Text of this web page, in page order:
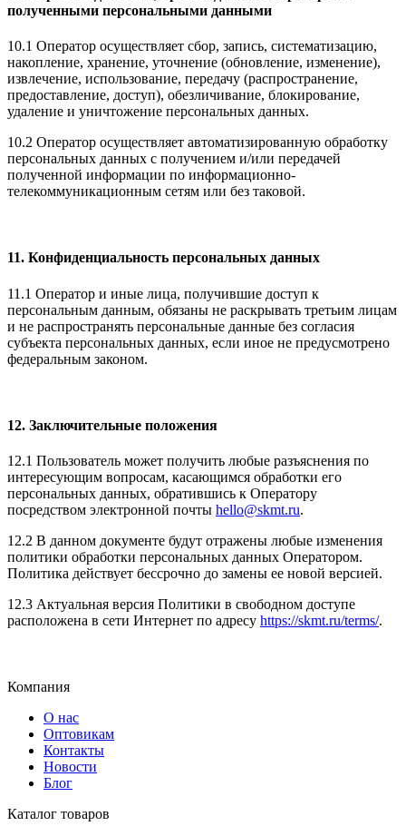
полученными персональными данными
10.1 Оператор осуществляет сбор, запись, систематизацию,
накопление, хранение, уточнение (обновление, изменение),
извлечение, использование, передачу (распространение,
предоставление, доступ), обезличивание, блокирование,
удаление и уничтожение персональных данных.
10.2 Оператор осуществляет автоматизированную обработку
персональных данных с получением и/или передачей
полученной информации по информационно-
телекоммуникационным сетям или без таковой.
11. Конфиденциальность персональных данных
11.1 Оператор и иные лица, получившие доступ к
персональным данным, обязаны не раскрывать третьим лицам
и не распространять персональные данные без согласия
субъекта персональных данных, если иное не предусмотрено
федеральным законом.
12. Заключительные положения
12.1 Пользователь может получить любые разъяснения по
интересующим вопросам, касающимся обработки его
персональных данных, обратившись к Оператору
посредством электронной почты hello@skmt.ru.
12.2 В данном документе будут отражены любые изменения
политики обработки персональных данных Оператором.
Политика действует бессрочно до замены ее новой версией.
12.3 Актуальная версия Политики в свободном доступе
расположена в сети Интернет по адресу https://skmt.ru/terms/.
Компания
О нас
Оптовикам
Контакты
Новости
Блог
Каталог товаров